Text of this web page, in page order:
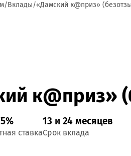
Вклады «Дамский к@приз»
к@приз»
ставка
13 и 24 месяцев
Срок вклада